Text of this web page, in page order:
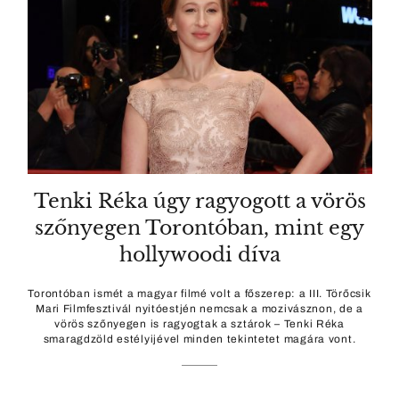
Tenki Réka úgy ragyogott a vörös
szőnyegen Torontóban, mint egy
hollywoodi díva
Torontóban ismét a magyar filmé volt a főszerep: a III. Törőcsik
Mari Filmfesztivál nyitóestjén nemcsak a mozivásznon, de a
vörös szőnyegen is ragyogtak a sztárok – Tenki Réka
smaragdzöld estélyijével minden tekintetet magára vont.